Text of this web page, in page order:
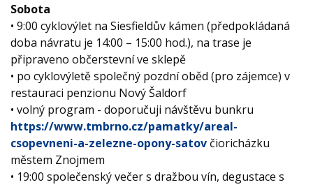
Sobota
• 9:00 cyklovýlet na Siesfieldův kámen (předpokládaná
doba návratu je 14:00 – 15:00 hod.), na trase je
připraveno občerstevní ve sklepě
• po cyklovýletě společný pozdní oběd (pro zájemce) v
restauraci penzionu Nový Šaldorf
• volný program - doporučuji návštěvu bunkru
https://www.tmbrno.cz/pamatky/areal-
csopevneni-a-zelezne-opony-satov čioricházku
městem Znojmem
• 19:00 společenský večer s dražbou vín, degustace s